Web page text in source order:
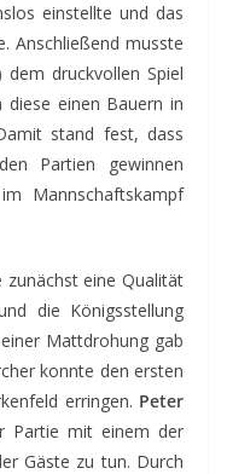
einstellte und das
Anschließend musste
dem druckvollen Spiel
diese einen Bauern in
stand fest, dass
Partien gewinnen
Mannschaftskampf
eine Qualität
die Königsstellung
Mattdrohung gab
konnte den ersten
erringen. Peter
Partie mit einem der
Gäste zu tun. Durch